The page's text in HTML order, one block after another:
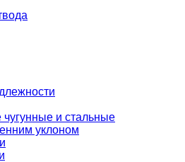
и стальные
уклоном